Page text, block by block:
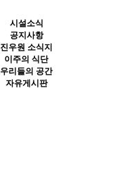
시설소식
공지사항
진우원 소식지
이주의 식단
우리들의 공간
자유게시판